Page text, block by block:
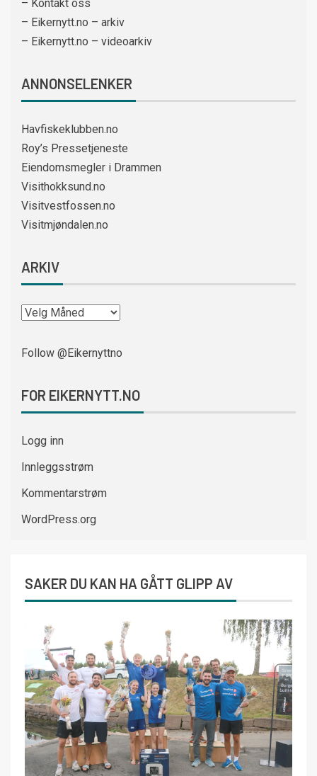
– Kontakt oss
– Eikernytt.no – arkiv
– Eikernytt.no – videoarkiv
ANNONSELENKER
Havfiskeklubben.no
Roy’s Pressetjeneste
Eiendomsmegler i Drammen
Visithokksund.no
Visitvestfossen.no
Visitmjøndalen.no
ARKIV
Follow @Eikernyttno
FOR EIKERNYTT.NO
Logg inn
Innleggsstrøm
Kommentarstrøm
WordPress.org
SAKER DU KAN HA GÅTT GLIPP AV